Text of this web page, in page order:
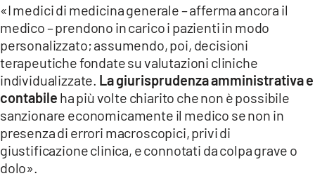
«I medici di medicina generale – afferma ancora il
medico – prendono in carico i pazienti in modo
personalizzato; assumendo, poi, decisioni
terapeutiche fondate su valutazioni cliniche
individualizzate. La giurisprudenza amministrativa e
contabile ha più volte chiarito che non è possibile
sanzionare economicamente il medico se non in
presenza di errori macroscopici, privi di
giustificazione clinica, e connotati da colpa grave o
dolo».